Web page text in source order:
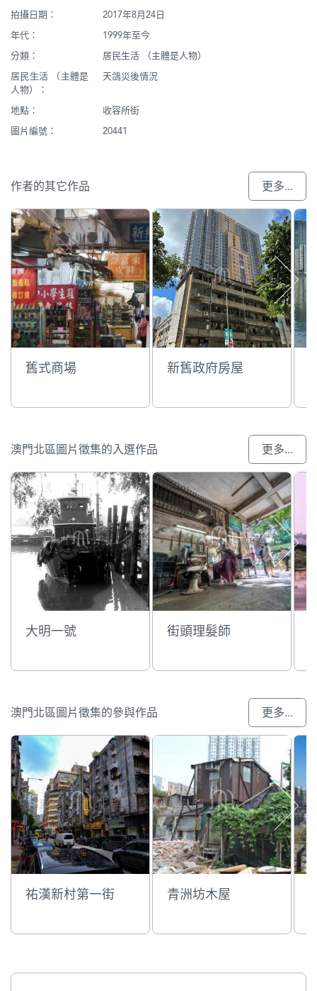
拍攝日期：
2017年8月24日
年代：
1999年至今
分類：
居民生活 （主體是人物）
居民生活 （主體是
人物）：
天鴿災後情況
地點：
收容所街
圖片編號：
20441
作者的其它作品 更多...
舊式商場 新舊政府房屋
澳門北區圖片徵集的入選作品 更多...
大明一號 街頭理髮師
澳門北區圖片徵集的參與作品 更多...
祐漢新村第一街 青洲坊木屋